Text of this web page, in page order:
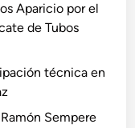
Aparicio por el
de Tubos
técnica en
Sempere